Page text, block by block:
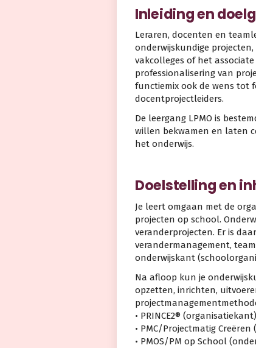
Inleiding en
Leraren, docenten en
onderwijskundige
vakcolleges of het
professionalisering van
functiemix ook de wens tot
docentprojectleiders.
De leergang LPMO is
willen bekwamen en laten
het onderwijs.
Doelstelling en
Je leert omgaan met de
projecten op school.
veranderprojecten. Er is
verandermanagement,
onderwijskant
Na afloop kun je
opzetten, inrichten,
• PRINCE2® (organisatiekant)
• PMC/Projectmatig
• PMOS/PM op School